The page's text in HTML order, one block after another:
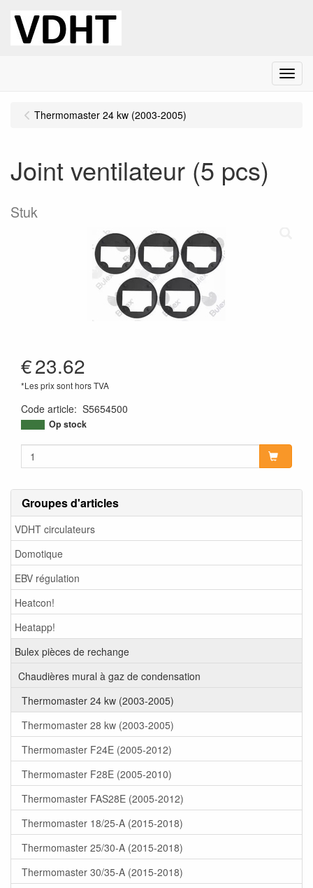
Menu
Groupes d'articles
VDHT circulateurs
Domotique
EBV régulation
Heatcon!
Heatapp!
Bulex pièces de rechange
Chaudières mural à gaz de condensation
Thermomaster 24 kw (2003-2005)
Thermomaster 28 kw (2003-2005)
Thermomaster F24E (2005-2012)
Thermomaster F28E (2005-2010)
Thermomaster FAS28E (2005-2012)
Thermomaster 18/25-A (2015-2018)
Thermomaster 25/30-A (2015-2018)
Thermomaster 30/35-A (2015-2018)
Thermomaster 24 kw (2003-2005)
Joint ventilateur (5 pcs)
Stuk
€23.62
*Les prix sont hors TVA
Code article: S5654500
Op stock